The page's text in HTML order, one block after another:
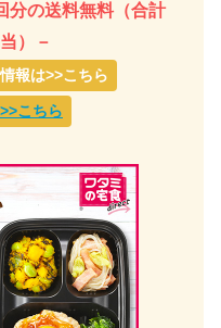
分の送料無料（合計
）－
報は>>こちら
こちら